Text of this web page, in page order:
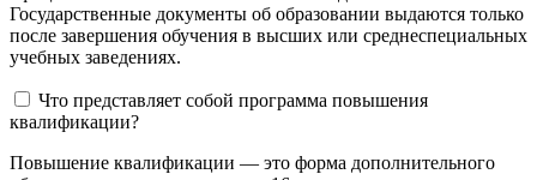
Государственные документы об образовании выдаются только
после завершения обучения в высших или среднеспециальных
учебных заведениях.
Что представляет собой программа повышения
квалификации?
Повышение квалификации — это форма дополнительного